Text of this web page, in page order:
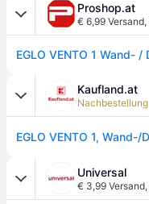
Proshop.at
€ 6,99 Versand,
Kaufland.at
Nachbestellung
Universal
€ 3,99 Versand,